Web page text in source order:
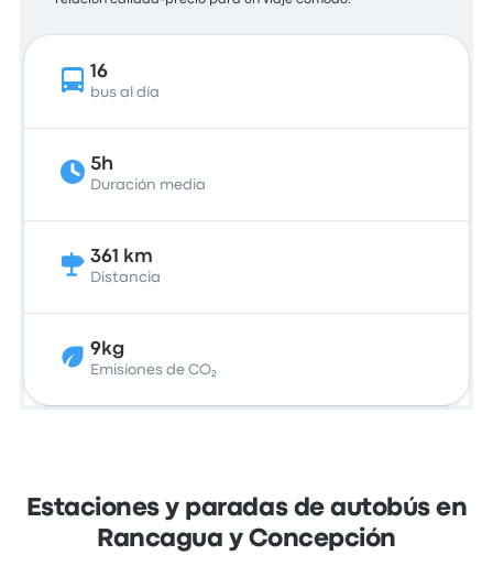
16
bus al día
5h
Duración media
361 km
Distancia
9kg
Emisiones de CO₂
Estaciones y paradas de autobús en
Rancagua y Concepción